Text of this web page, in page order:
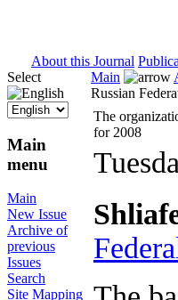
About this Journal
Select
Main
menu
Main
New Issue
Archive of
previous
Issues
Search
Site Mapping
Main
Russian
The
for 2008